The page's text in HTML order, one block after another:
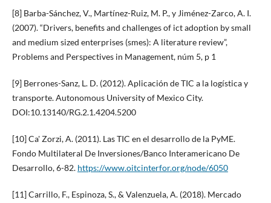
[8] Barba-Sánchez, V., Martínez-Ruiz, M. P., y Jiménez-Zarco, A. I.
(2007). “Drivers, benefits and challenges of ict adoption by small
and medium sized enterprises (smes): A literature review”,
Problems and Perspectives in Management, núm 5, p 1
[9] Berrones-Sanz, L. D. (2012). Aplicación de TIC a la logística y
transporte. Autonomous University of Mexico City.
DOI:10.13140/RG.2.1.4204.5200
[10] Ca' Zorzi, A. (2011). Las TIC en el desarrollo de la PyME.
Fondo Multilateral De Inversiones/Banco Interamericano De
Desarrollo, 6-82. https://www.oitcinterfor.org/node/6050
[11] Carrillo, F., Espinoza, S., & Valenzuela, A. (2018). Mercado